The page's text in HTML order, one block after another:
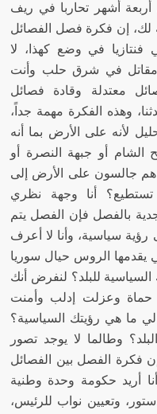
أربعة أشهر تحاربا في ريف
لك، إن فكرة فصل الفصائل
فنتازيا في وضع كهذا، لا
تفصل بين الـ ١٢ ألف مقاتل في شرق حلب وأنت
معتدلة وقادة فصائل
وهذه الفكرة مهمة جداً،
لأنه على الأرض بما أنه
أو جبهة النصرة أو
عنصر فتح الشام وعنصر الفرقة ١٣ هم جالسون على الأرض إلى
أنا وجهة نظري
بالفصل فإن الفصل يتم
سياسية، وأنا لا أعرف
يقدمها الروس حيال سوريا
للبلد؟ لنفرض أنك
وعزلت إدلب وأمنت
ما هي رؤيتك السياسية؟
وطالما لا يوجد تصور
إن فكرة الفصل بين الفصائل
أريد حكومة وحدة وطنية
وتعيين نواب للرئيس،